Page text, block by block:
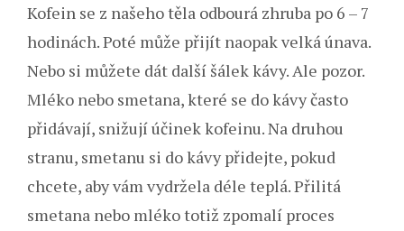
Kofein se z našeho těla odbourá zhruba po 6 – 7
hodinách. Poté může přijít naopak velká únava.
Nebo si můžete dát další šálek kávy. Ale pozor.
Mléko nebo smetana, které se do kávy často
přidávají, snižují účinek kofeinu. Na druhou
stranu, smetanu si do kávy přidejte, pokud
chcete, aby vám vydržela déle teplá. Přilitá
smetana nebo mléko totiž zpomalí proces